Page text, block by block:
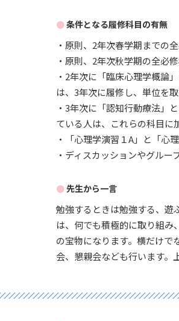
条件となる履修科目の有無
・原則、2年次春学期までの
・原則、2年次秋学期の全必
・2年次に「臨床心理学概論
は、3年次に履修し、単位を取
・3年次に「認知行動療法」
ている人は、これらの科目に
・「心理学演習１A」と「心
・ディスカッションやグルー
先生から一言
勉強するときは勉強する、遊
は、何でも積極的に取り組み
の宝物になります。横だけで
会、懇親会なども行います。